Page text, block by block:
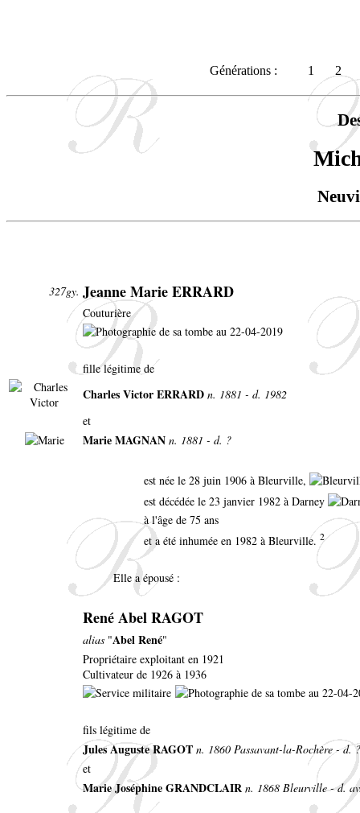
Générations : 1 2
327gy. Jeanne Marie ERRARD
Couturière
fille légitime de
Charles Victor ERRARD n. 1881 - d. 1982
et
Marie MAGNAN n. 1881 - d. ?
est née le 28 juin 1906 à Bleurville,
est décédée le 23 janvier 1982 à Darney
à l'âge de 75 ans
et a été inhumée en 1982 à Bleurville. 2
Elle a épousé :
René Abel RAGOT
alias "Abel René"
Propriétaire exploitant en 1921
Cultivateur de 1926 à 1936
fils légitime de
Jules Auguste RAGOT n. 1860 Passavant-la-Rochère - d. ?
et
Marie Joséphine GRANDCLAIR n. 1868 Bleurville - d.